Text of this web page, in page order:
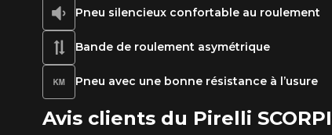
Pneu silencieux confortable au roulement
Bande de roulement asymétrique
Pneu avec une bonne résistance à l’usure
Avis clients du Pirelli